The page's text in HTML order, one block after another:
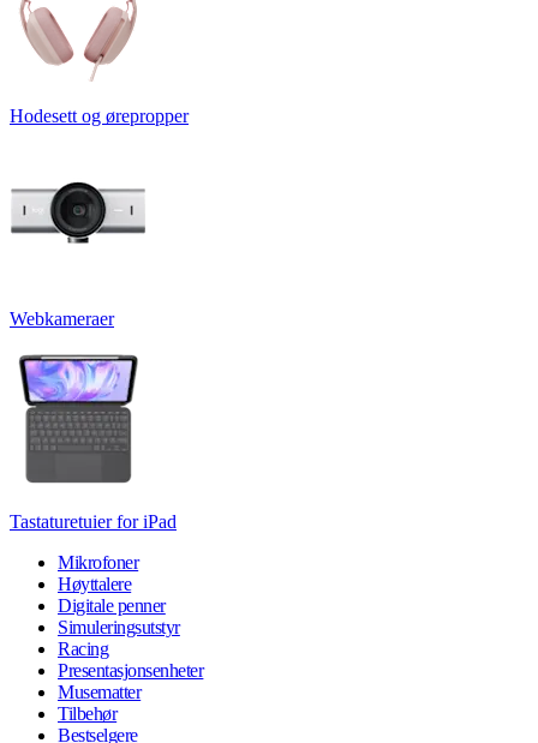
Hodesett og ørepropper
Webkameraer
Tastaturetuier for iPad
Mikrofoner
Høyttalere
Digitale penner
Simuleringsutstyr
Racing
Presentasjonsenheter
Musematter
Tilbehør
Bestselgere